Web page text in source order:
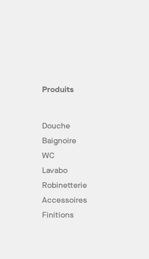
Produits
Douche
Baignoire
WC
Lavabo
Robinetterie
Accessoires
Finitions